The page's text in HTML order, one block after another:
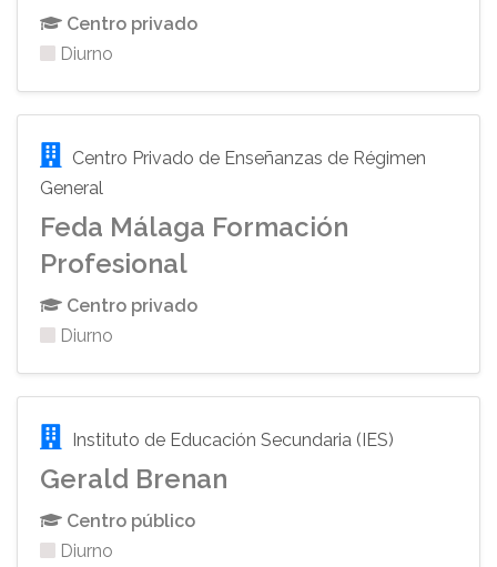
Centro privado
Diurno
Centro Privado de Enseñanzas de Régimen
General
Feda Málaga Formación
Profesional
Centro privado
Diurno
Instituto de Educación Secundaria (IES)
Gerald Brenan
Centro público
Diurno